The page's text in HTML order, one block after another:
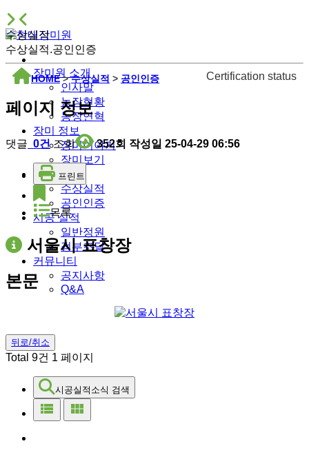
장미원 소개
인사말
농장현황
농장연혁
장미 정보
장미이야기
장미보기
수상 실적
수상실적
공인인증
시공 실적
일반정원
정부조달
커뮤니티
공지사항
Q&A
수상실적
수상실적.공인인증
HOME>수상실적 > 공인인증 Certification status
페이지 정보
댓글 0건 조회 352회 작성일 25-04-29 06:56
프린트
목록
서울시 표창장
본문
뒤로/취소
Total 9건 1 페이지
시공실적소식 검색
view_list view_module